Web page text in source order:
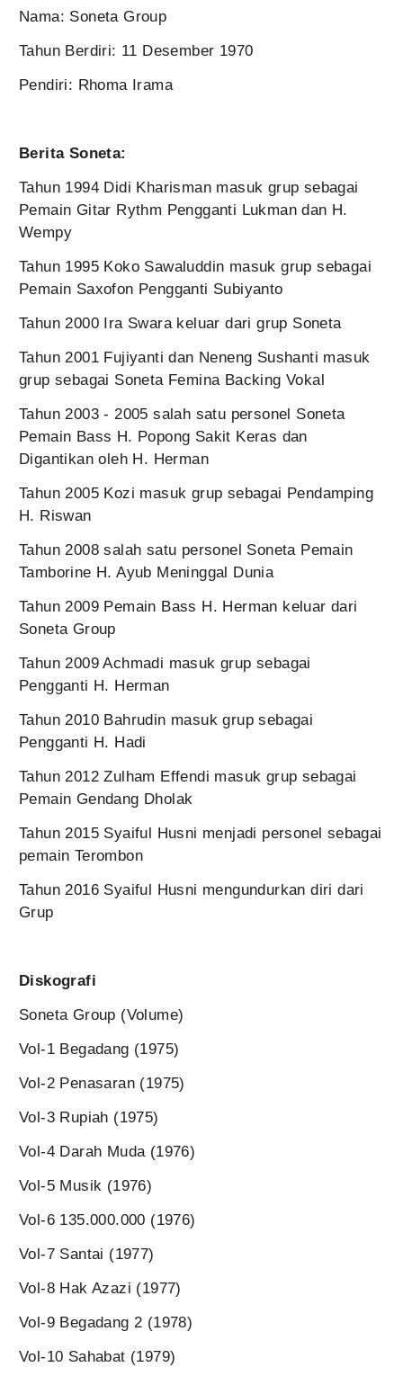
Nama: Soneta Group
Tahun Berdiri: 11 Desember 1970
Pendiri: Rhoma Irama
Berita Soneta:
Tahun 1994 Didi Kharisman masuk grup sebagai
Pemain Gitar Rythm Pengganti Lukman dan H.
Wempy
Tahun 1995 Koko Sawaluddin masuk grup sebagai
Pemain Saxofon Pengganti Subiyanto
Tahun 2000 Ira Swara keluar dari grup Soneta
Tahun 2001 Fujiyanti dan Neneng Sushanti masuk
grup sebagai Soneta Femina Backing Vokal
Tahun 2003 - 2005 salah satu personel Soneta
Pemain Bass H. Popong Sakit Keras dan
Digantikan oleh H. Herman
Tahun 2005 Kozi masuk grup sebagai Pendamping
H. Riswan
Tahun 2008 salah satu personel Soneta Pemain
Tamborine H. Ayub Meninggal Dunia
Tahun 2009 Pemain Bass H. Herman keluar dari
Soneta Group
Tahun 2009 Achmadi masuk grup sebagai
Pengganti H. Herman
Tahun 2010 Bahrudin masuk grup sebagai
Pengganti H. Hadi
Tahun 2012 Zulham Effendi masuk grup sebagai
Pemain Gendang Dholak
Tahun 2015 Syaiful Husni menjadi personel sebagai
pemain Terombon
Tahun 2016 Syaiful Husni mengundurkan diri dari
Grup
Diskografi
Soneta Group (Volume)
Vol-1 Begadang (1975)
Vol-2 Penasaran (1975)
Vol-3 Rupiah (1975)
Vol-4 Darah Muda (1976)
Vol-5 Musik (1976)
Vol-6 135.000.000 (1976)
Vol-7 Santai (1977)
Vol-8 Hak Azazi (1977)
Vol-9 Begadang 2 (1978)
Vol-10 Sahabat (1979)